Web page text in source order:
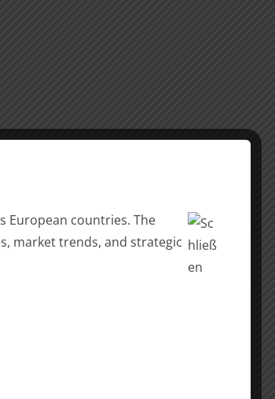
European countries. The
market trends, and strategic